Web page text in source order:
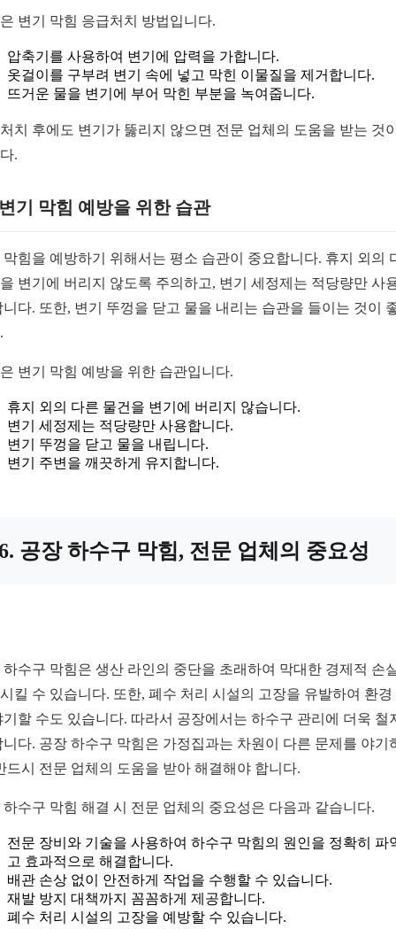
변기 막힘 응급처치 방법입니다.
압축기를 사용하여 변기에 압력을 가합니다.
옷걸이를 구부려 변기 속에 넣고 막힌 이물질을 제거합니다.
뜨거운 물을 변기에 부어 막힌 부분을 녹여줍니다.
치 후에도 변기가 뚫리지 않으면 전문 업체의 도움을 받는 것
.
기 막힘 예방을 위한 습관
막힘을 예방하기 위해서는 평소 습관이 중요합니다. 휴지 외의
변기에 버리지 않도록 주의하고, 변기 세정제는 적당량만 사
니다. 또한, 변기 뚜껑을 닫고 물을 내리는 습관을 들이는 것이
변기 막힘 예방을 위한 습관입니다.
휴지 외의 다른 물건을 변기에 버리지 않습니다.
변기 세정제는 적당량만 사용합니다.
변기 뚜껑을 닫고 물을 내립니다.
변기 주변을 깨끗하게 유지합니다.
공장 하수구 막힘, 전문 업체의 중요성
하수구 막힘은 생산 라인의 중단을 초래하여 막대한 경제적 손
킬 수 있습니다. 또한, 폐수 처리 시설의 고장을 유발하여 환경
기할 수도 있습니다. 따라서 공장에서는 하수구 관리에 더욱 철
니다. 공장 하수구 막힘은 가정집과는 차원이 다른 문제를 야기
드시 전문 업체의 도움을 받아 해결해야 합니다.
하수구 막힘 해결 시 전문 업체의 중요성은 다음과 같습니다.
전문 장비와 기술을 사용하여 하수구 막힘의 원인을 정확히 파
고 효과적으로 해결합니다.
배관 손상 없이 안전하게 작업을 수행할 수 있습니다.
재발 방지 대책까지 꼼꼼하게 제공합니다.
폐수 처리 시설의 고장을 예방할 수 있습니다.